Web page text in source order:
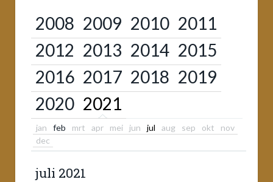
2008 2009 2010 2011
2012 2013 2014 2015
2016 2017 2018 2019
2020 2021
jan feb mrt apr mei jun jul aug sep okt
nov
dec
juli 2021